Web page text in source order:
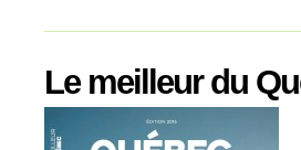
Le meilleur du